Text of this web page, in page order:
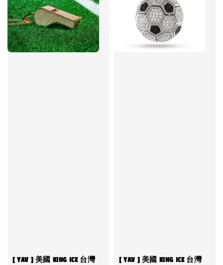
[ YAV ] 美國 KING ICE 台灣
[ YAV ] 美國 KING ICE 台灣